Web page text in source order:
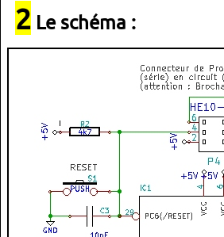
2 Le schéma :